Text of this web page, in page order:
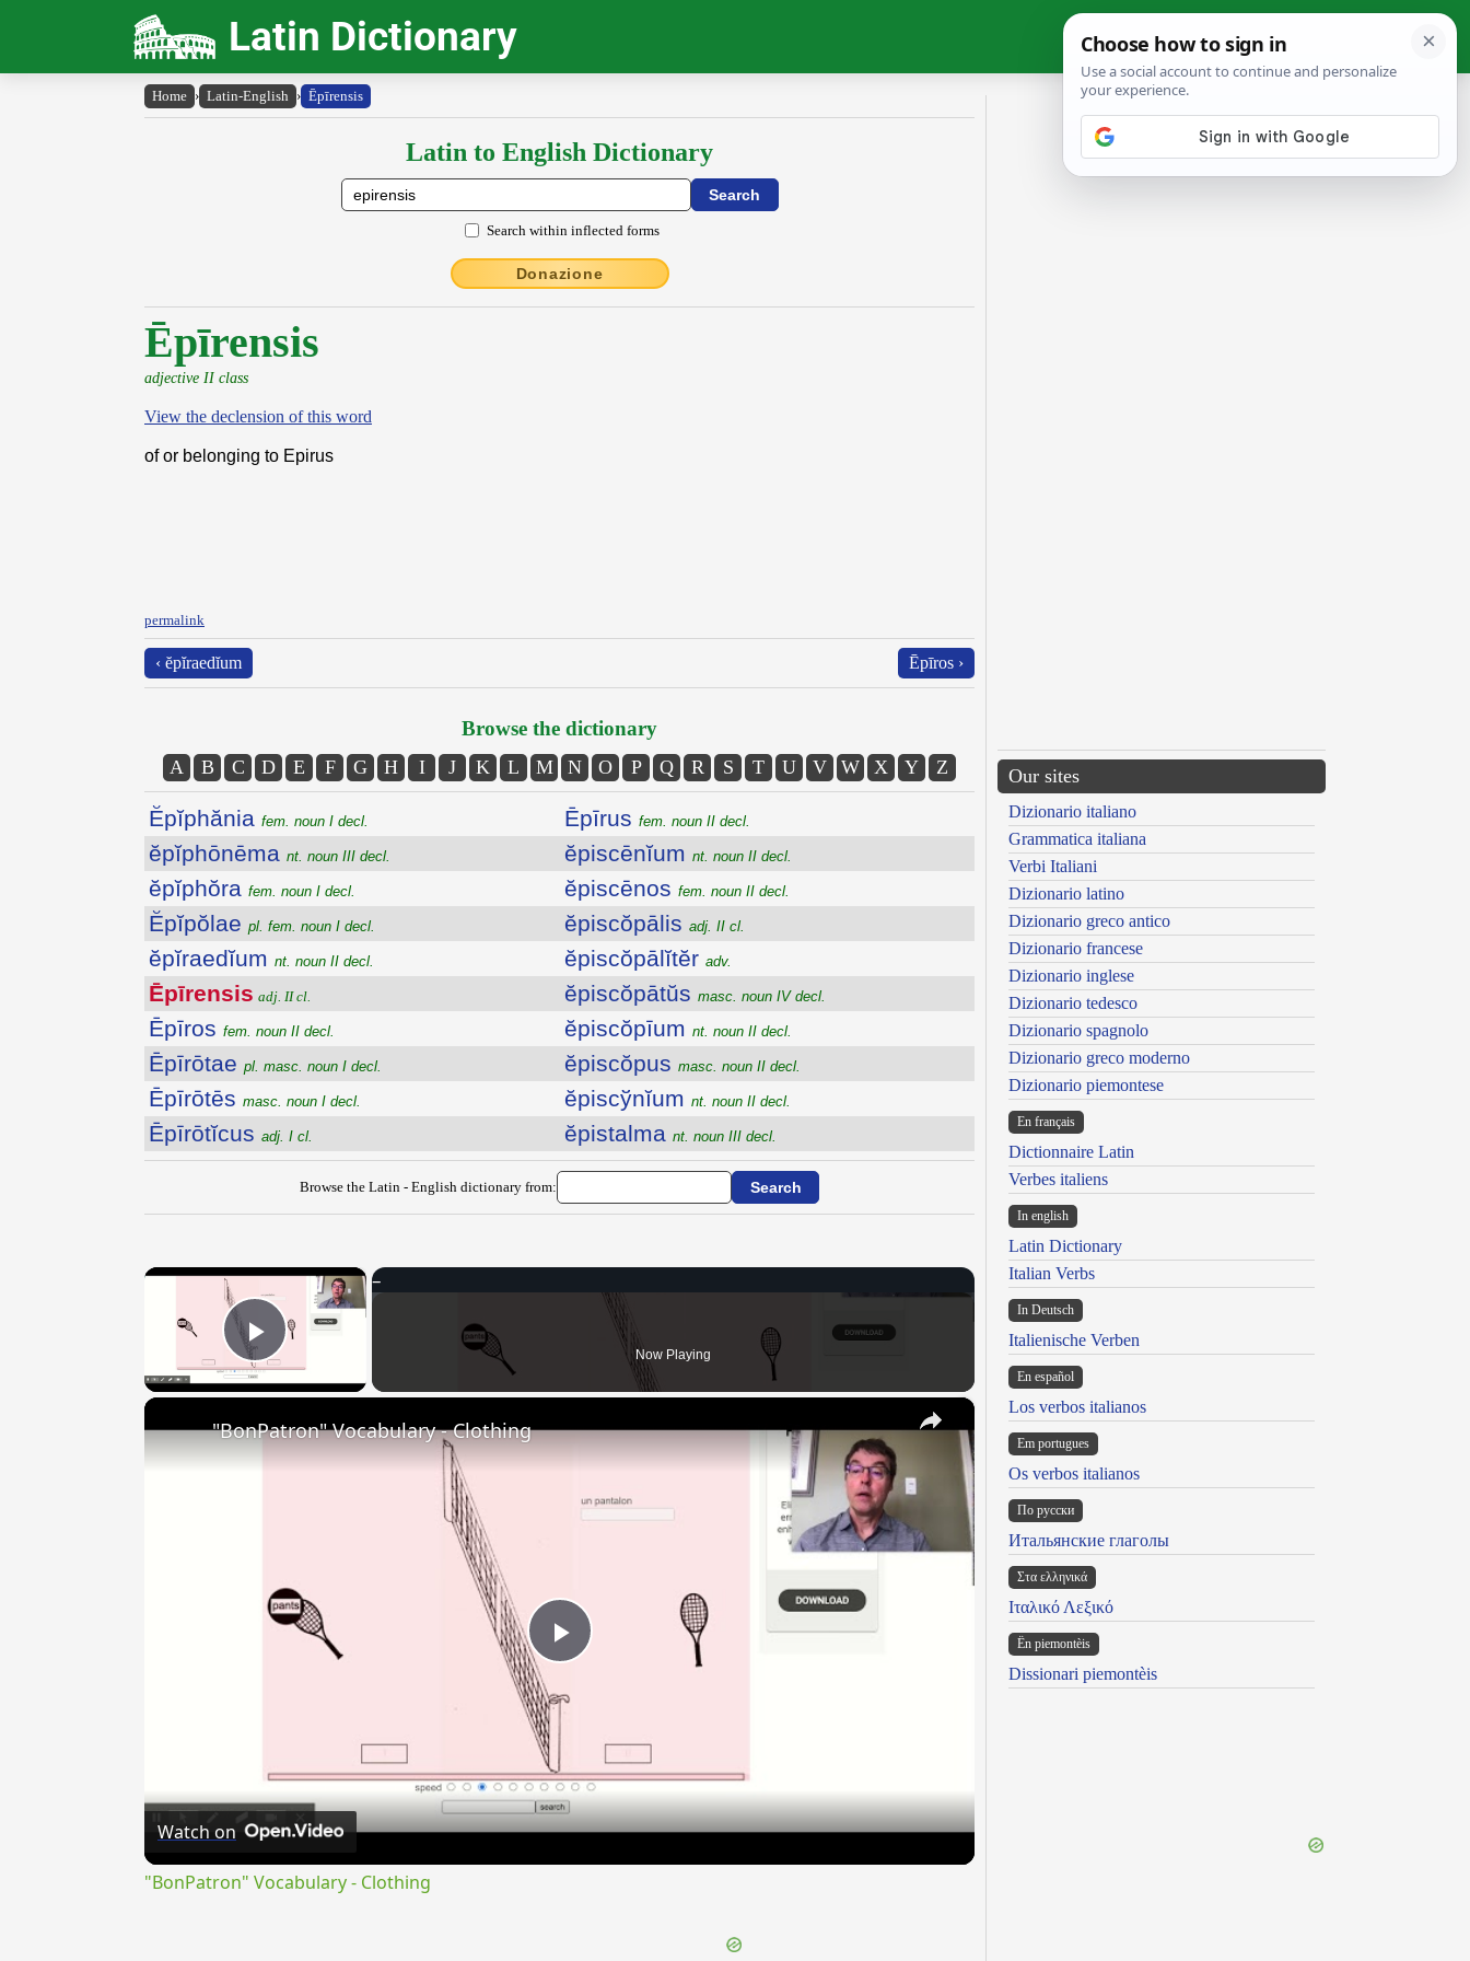
Latin Dictionary
Home › Latin-English › Ēpīrensis
Latin to English Dictionary
Search within inflected forms
Donazione
Ēpīrensis
adjective II class
View the declension of this word
of or belonging to Epirus
permalink
‹ ĕpĭraedĭum Ēpīros ›
Browse the dictionary
A B C D E F G H I J K L M N O P Q R S T U V W X Y Z
Ĕpĭphănia fem. noun I decl.
ĕpĭphōnēma nt. noun III decl.
ĕpĭphŏra fem. noun I decl.
Ĕpĭpŏlae pl. fem. noun I decl.
ĕpĭraedĭum nt. noun II decl.
Ēpīrensis adj. II cl.
Ēpīros fem. noun II decl.
Ēpīrōtae pl. masc. noun I decl.
Ēpīrōtēs masc. noun I decl.
Ēpīrōtĭcus adj. I cl.
Ēpīrus fem. noun II decl.
ĕpiscēnĭum nt. noun II decl.
ĕpiscēnos fem. noun II decl.
ĕpiscŏpālis adj. II cl.
ĕpiscŏpālĭtĕr adv.
ĕpiscŏpātŭs masc. noun IV decl.
ĕpiscŏpīum nt. noun II decl.
ĕpiscŏpus masc. noun II decl.
ĕpiscўnĭum nt. noun II decl.
ĕpistalma nt. noun III decl.
Browse the Latin - English dictionary from:
×
Play Video Now Playing
×
Play
Video
"BonPatron" Vocabulary - Clothing
Watch on
"BonPatron" Vocabulary - Clothing
Our sites
Dizionario italiano
Grammatica italiana
Verbi Italiani
Dizionario latino
Dizionario greco antico
Dizionario francese
Dizionario inglese
Dizionario tedesco
Dizionario spagnolo
Dizionario greco moderno
Dizionario piemontese
En français
Dictionnaire Latin
Verbes italiens
In english
Latin Dictionary
Italian Verbs
In Deutsch
Italienische Verben
En español
Los verbos italianos
Em portugues
Os verbos italianos
По русски
Итальянские глаголы
Στα ελληνικά
Ιταλικό Λεξικό
Ën piemontèis
Dissionari piemontèis